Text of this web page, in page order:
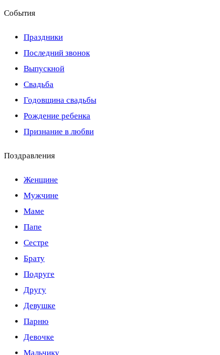
События
Праздники
Последний звонок
Выпускной
Свадьба
Годовщина свадьбы
Рождение ребенка
Признание в любви
Поздравления
Женщине
Мужчине
Маме
Папе
Сестре
Брату
Подруге
Другу
Девушке
Парню
Девочке
Мальчику